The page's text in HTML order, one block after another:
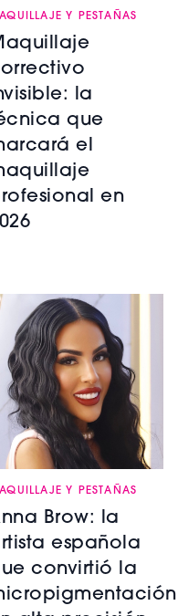
Y PESTAÑAS
la
que
el
en
Y PESTAÑAS
Brow: la
española
convirtió la